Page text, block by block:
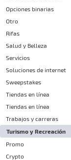
Opciones binarias
Otro
Rifas
Salud y Belleza
Servicios
Soluciones de internet
Sweepstakes
Tiendas en línea
Tiendas en línea
Trabajos y carreras
Turismo y Recreación
Promo
Crypto